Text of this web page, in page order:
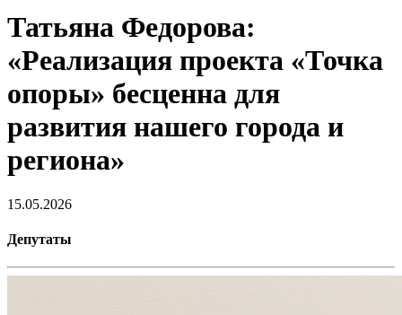
Татьяна Федорова:
«Реализация проекта «Точка
опоры» бесценна для
развития нашего города и
региона»
15.05.2026
Депутаты